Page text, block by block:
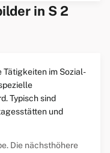
in S 2
im Sozial-
Typisch sind
und
Die nächsthöhere